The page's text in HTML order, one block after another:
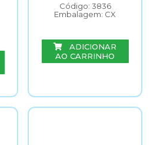
Código: 3836
Embalagem: CX
ADICIONAR
AO CARRINHO